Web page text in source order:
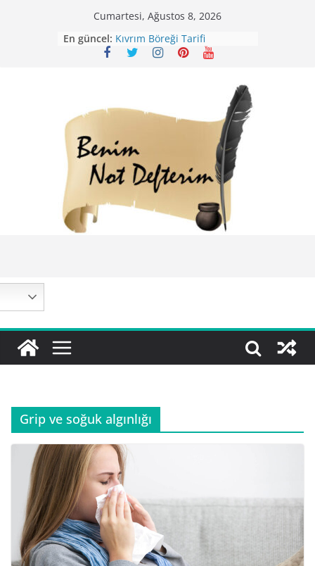
Cumartesi, Ağustos 8, 2026
En güncel:
Mirik Köfte Tarifi – Sivas
Kıvrım Böreği Tarifi
Karabuğday Pilavı Tarifi
Grip ve soğuk algınlığı